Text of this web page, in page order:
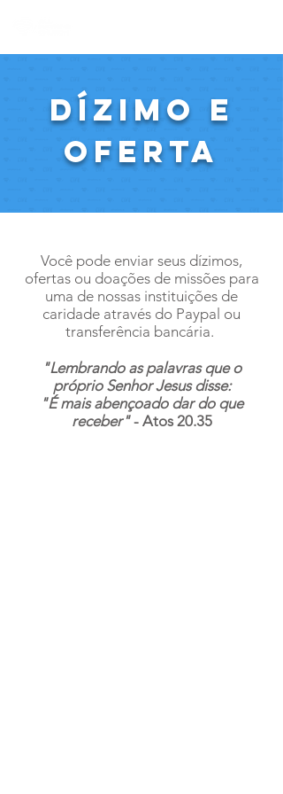
dízimo e
oferta
Você pode enviar seus dízimos,
ofertas ou doações de missões para
uma de nossas instituições de
caridade através do Paypal ou
transferência bancária.
"Lembrando as palavras que o
próprio Senhor Jesus disse:
"É mais abençoado dar do que
receber"- Atos 20.35